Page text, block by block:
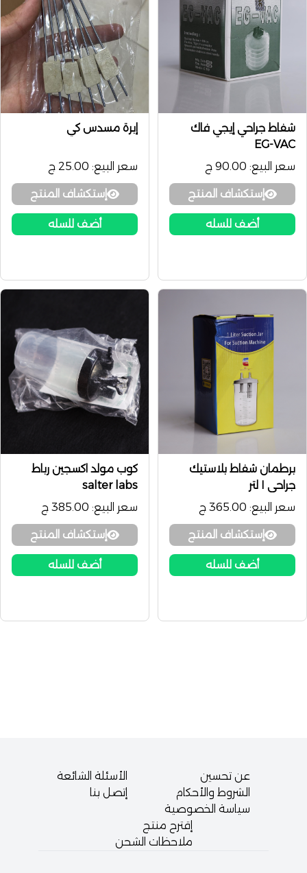
شفاط جراحي إيجي فاك
EG-VAC
سعر البيع: 90.00 ج
إستكشاف المنتج
أضف للسله
إبرة مسدس كي
سعر البيع: 25.00 ج
إستكشاف المنتج
أضف للسله
برطمان شفاط بلاستيك
جراحي ١ لتر
سعر البيع: 365.00 ج
إستكشاف المنتج
أضف للسله
كوب مولد اكسجين رباط
salter labs
سعر البيع: 385.00 ج
إستكشاف المنتج
أضف للسله
عن تحسين
الشروط والأحكام
سياسة الخصوصية
الأسئلة الشائعة
إتصل بنا
إقترح منتج
ملاحظات الشحن